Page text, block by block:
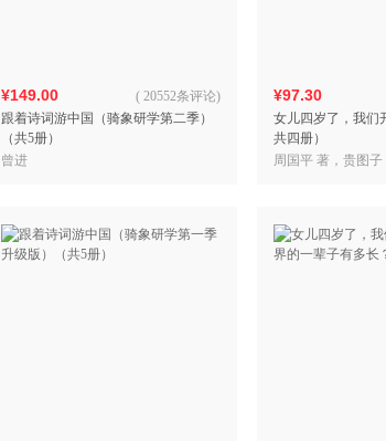
¥149.00
跟着诗词游中国（骑象研学第二季）
（共5册）
( 20552条评论)
曾进
¥97.30
女儿四岁了，我们
共四册）
周国平 著，贵图子